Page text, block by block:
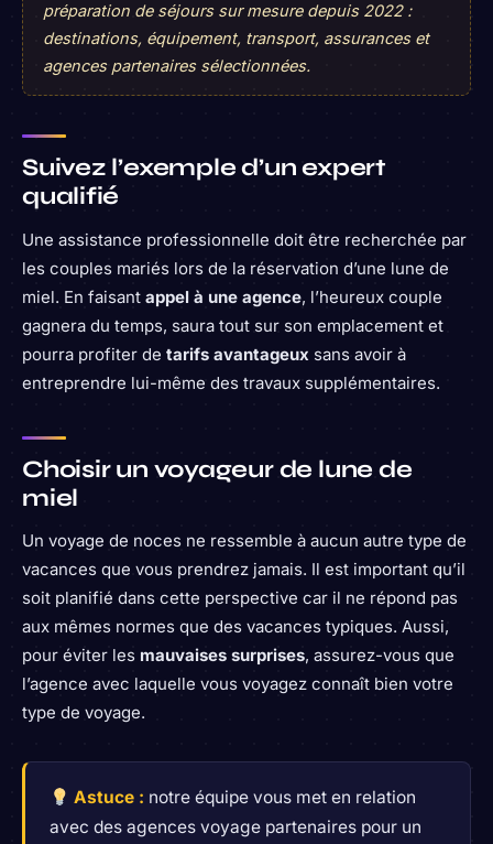
préparation de séjours sur mesure depuis 2022 :
destinations, équipement, transport, assurances et
agences partenaires sélectionnées.
Suivez l’exemple d’un expert
qualifié
Une assistance professionnelle doit être recherchée par
les couples mariés lors de la réservation d’une lune de
miel. En faisant appel à une agence, l’heureux couple
gagnera du temps, saura tout sur son emplacement et
pourra profiter de tarifs avantageux sans avoir à
entreprendre lui-même des travaux supplémentaires.
Choisir un voyageur de lune de
miel
Un voyage de noces ne ressemble à aucun autre type de
vacances que vous prendrez jamais. Il est important qu’il
soit planifié dans cette perspective car il ne répond pas
aux mêmes normes que des vacances typiques. Aussi,
pour éviter les mauvaises surprises, assurez-vous que
l’agence avec laquelle vous voyagez connaît bien votre
type de voyage.
Astuce : notre équipe vous met en relation
avec des agences voyage partenaires pour un